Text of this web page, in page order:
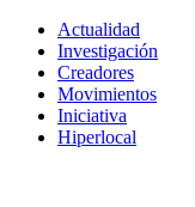
Actualidad
Investigación
Creadores
Movimientos
Iniciativa
Hiperlocal